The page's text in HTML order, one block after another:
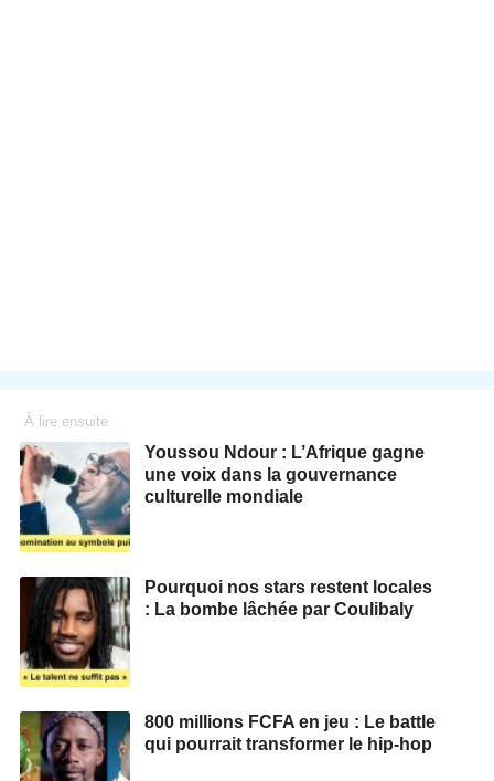
À lire ensuite
Youssou Ndour : L’Afrique gagne
une voix dans la gouvernance
culturelle mondiale
Pourquoi nos stars restent locales
: La bombe lâchée par Coulibaly
800 millions FCFA en jeu : Le battle
qui pourrait transformer le hip-hop